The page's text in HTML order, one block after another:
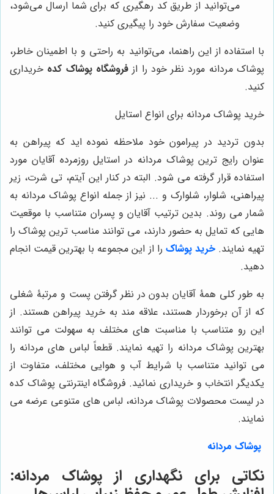
می‌توانید از طریق کد رهگیری که برای شما ارسال می‌شود،
وضعیت سفارش خود را پیگیری کنید.
با استفاده از این راهنما، می‌توانید به راحتی و با اطمینان خاطر،
پوشاک مردانه مورد نظر خود را ازفروشگاه پوشاک کده خریداری
کنید.
خرید پوشاک مردانه برای انواع استایل
بدون تردید در پیرامون خود ملاحظه نموده اید که پیراهن به
عنوان رایج ترین پوشاک مردانه در استایل روزمرده آقایان مورد
استفاده قرار گرفته می شود. البته در کنار این آیتم، تی شرت، زیر
پیراهنی، شلوار، شلوارک و ... نیز از جمله انواع پوشاک مردانه به
شمار می روند. بدین ترتیب آقایان و پسران متناسب با موقعیت
هایی که تمایل به حضور دارند، می توانند مناسب ترین پوشاک را
تهیه نمایند.خرید پوشاک را از این مجموعه با بهترین قیمت انجام
دهید.
به طور کلی همۀ آقایان بدون در نظر گرفتن پست و مرتبۀ شغلی
که از آن برخوردار هستند، علاقه مند به خرید پیراهن هستند. از
این رو متناسب با مناسبت های مختلف به سهولت می توانند
بهترین پوشاک مردانه را تهیه نمایند. قطعاً لباس های مردانه را
می توانید متناسب با شرایط آب و هوایی مختلف، متفاوت از
یکدیگر انتخاب و خریداری نمائید. فروشگاه اینترنتی پوشاک کده
در لیست محصولات پوشاک مردانه، لباس های متنوعی عرضه می
نمایند.
پوشاک مردانه
نکاتی برای نگهداری از پوشاک مردانه: